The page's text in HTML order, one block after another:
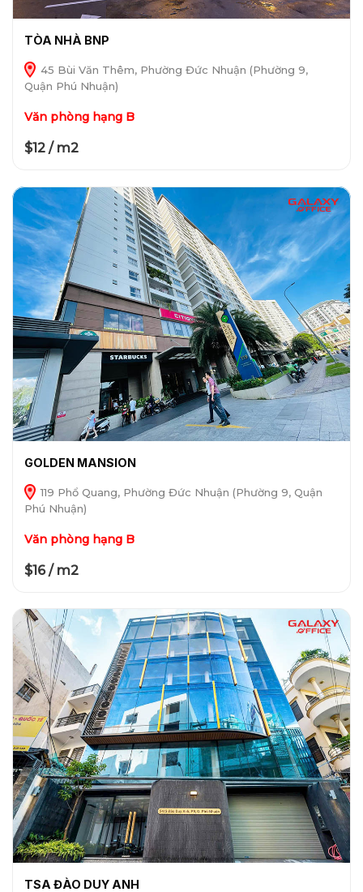
TÒA NHÀ BNP
45 Bùi Văn Thêm, Phường Đức Nhuận (Phường 9,
Quận Phú Nhuận)
Văn phòng hạng B
$12 / m2
GOLDEN MANSION
119 Phổ Quang, Phường Đức Nhuận (Phường 9, Quận
Phú Nhuận)
Văn phòng hạng B
$16 / m2
TSA ĐÀO DUY ANH